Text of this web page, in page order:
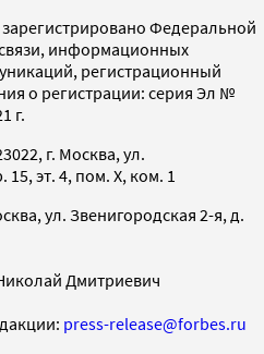
зарегистрировано Федеральной
информационных
регистрационный
о регистрации: серия Эл №
г.
г. Москва, ул.
15, эт. 4, пом. X, ком. 1
ул. Звенигородская 2-я, д.
Дмитриевич
press-release@forbes.ru